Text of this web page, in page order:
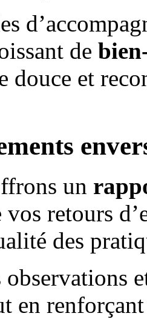
de
douce et
un
vos retours
des
observations
en